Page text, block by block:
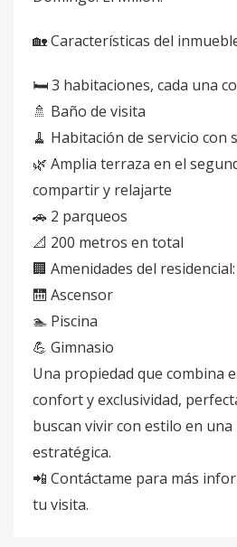
🏡 Características del
🛏️ 3 habitaciones, cada una
🚿 Baño de visita
🧹 Habitación de servicio con
🌿 Amplia terraza en el
compartir y relajarte
🚗 2 parqueos
📐 200 metros en total
🏢 Amenidades del residencial:
🛗 Ascensor
🏊 Piscina
💪 Gimnasio
Una propiedad que combina
confort y exclusividad,
buscan vivir con estilo en una
estratégica.
📲 Contáctame para más
tu visita.